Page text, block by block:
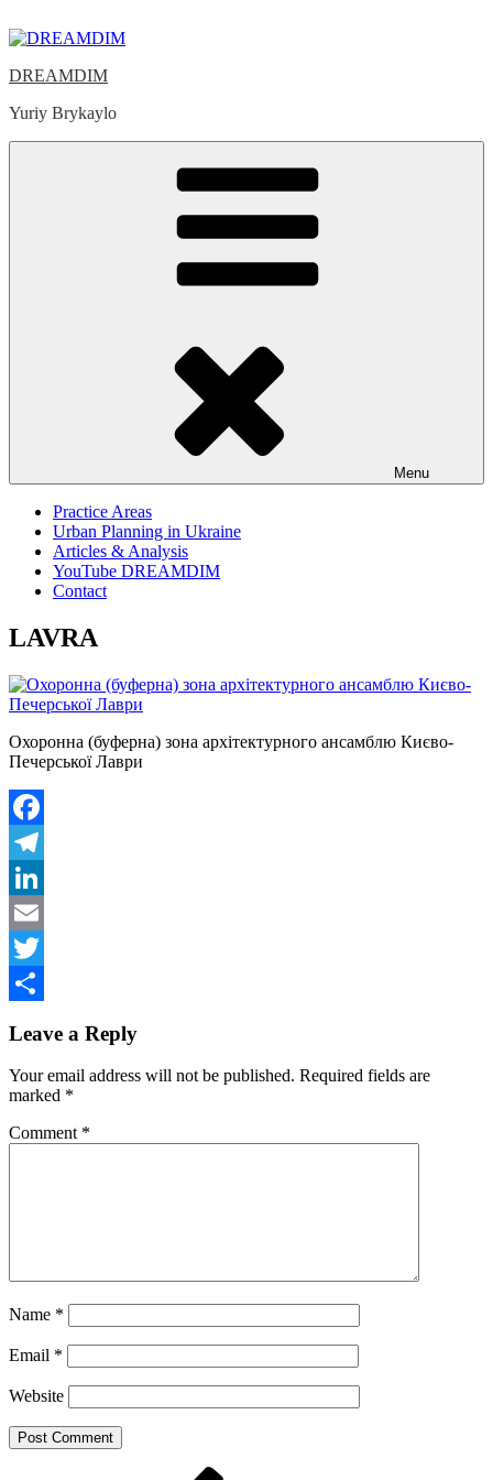
to
DREAMDIM
Yuriy Brykaylo
Menu
Practice Areas
Urban Planning in Ukraine
Articles & Analysis
YouTube DREAMDIM
Contact
LAVRA
Охоронна (буферна) зона архітектурного ансамблю Києво-
Печерської Лаври
Facebook
Telegram
LinkedIn
Email
Twitter
Leave a Reply
Your email address will not be published. Required fields are
marked *
Comment *
Name *
Email *
Website